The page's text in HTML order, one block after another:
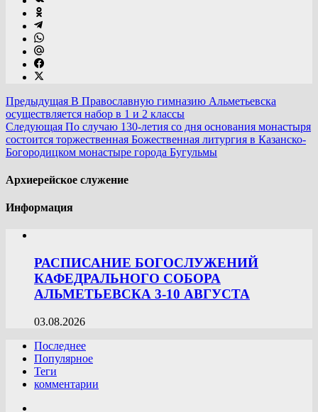
Предыдущая В Православную гимназию Альметьевска
осуществляется набор в 1 и 2 классы
Следующая По случаю 130-летия со дня основания монастыря
состоится торжественная Божественная литургия в Казанско-
Богородицком монастыре города Бугульмы
Архиерейское служение
Информация
РАСПИСАНИЕ БОГОСЛУЖЕНИЙ
КАФЕДРАЛЬНОГО СОБОРА
АЛЬМЕТЬЕВСКА 3-10 АВГУСТА
03.08.2026
Последнее
Популярное
Теги
комментарии